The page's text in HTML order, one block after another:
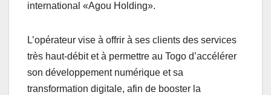
international «Agou Holding».
L’opérateur vise à offrir à ses clients des services
très haut-débit et à permettre au Togo d’accélérer
son développement numérique et sa
transformation digitale, afin de booster la